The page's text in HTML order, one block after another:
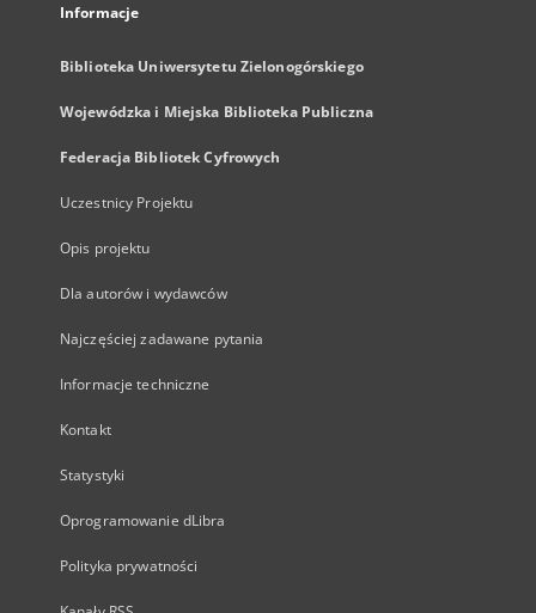
Informacje
Biblioteka Uniwersytetu Zielonogórskiego
Wojewódzka i Miejska Biblioteka Publiczna
Federacja Bibliotek Cyfrowych
Uczestnicy Projektu
Opis projektu
Dla autorów i wydawców
Najczęściej zadawane pytania
Informacje techniczne
Kontakt
Statystyki
Oprogramowanie dLibra
Polityka prywatności